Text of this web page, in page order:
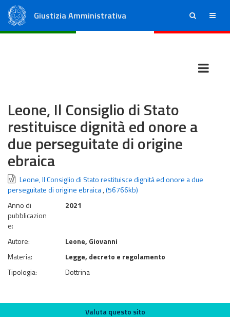
Giustizia Amministrativa ricerca menu
Leone, Il Consiglio di Stato
restituisce dignità ed onore a
due perseguitate di origine
ebraica
Leone, Il Consiglio di Stato restituisce dignità ed onore a due
perseguitate di origine ebraica,(56766kb)
Anno di
pubblicazion
e:
2021
Autore:
Leone, Giovanni
Materia:
Legge, decreto e regolamento
Tipologia:
Dottrina
Valuta questo sito
Valuta questo sito